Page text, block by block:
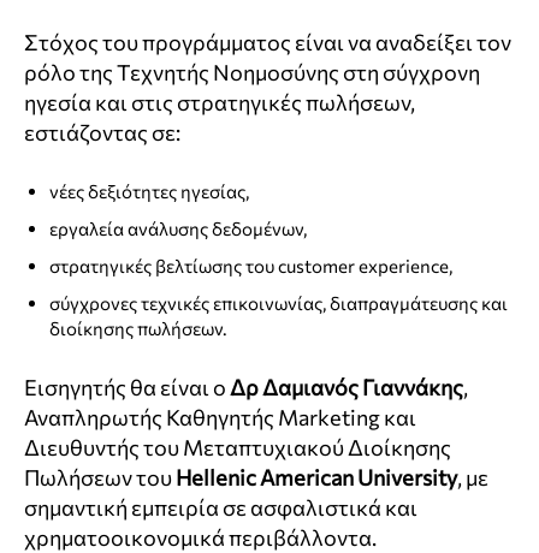
Στόχος του προγράμματος είναι να αναδείξει τον
ρόλο της Τεχνητής Νοημοσύνης στη σύγχρονη
ηγεσία και στις στρατηγικές πωλήσεων,
εστιάζοντας σε:
νέες δεξιότητες ηγεσίας,
εργαλεία ανάλυσης δεδομένων,
στρατηγικές βελτίωσης του customer experience,
σύγχρονες τεχνικές επικοινωνίας, διαπραγμάτευσης και
διοίκησης πωλήσεων.
Εισηγητής θα είναι ο Δρ Δαμιανός Γιαννάκης,
Αναπληρωτής Καθηγητής Marketing και
Διευθυντής του Μεταπτυχιακού Διοίκησης
Πωλήσεων τουHellenic American University, με
σημαντική εμπειρία σε ασφαλιστικά και
χρηματοοικονομικά περιβάλλοντα.